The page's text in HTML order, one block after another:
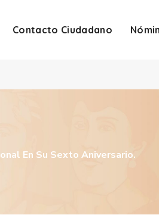
Contacto Ciudadano
En Su Sexto Aniversario.